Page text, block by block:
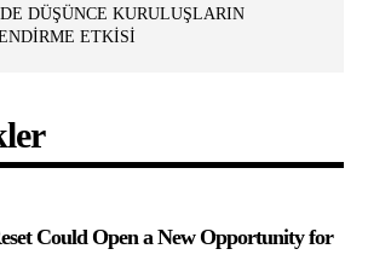
DÜŞÜNCE KURULUŞLARIN
ETKİSİ
Could Open a New Opportunity for